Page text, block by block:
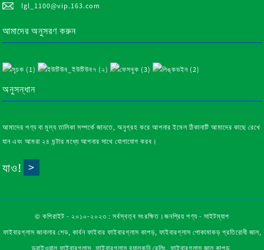
lgl_1100@vip.163.com
আমাদের অনুসরণ করুন
অনুসন্ধান
আমাদের পণ্য বা মূল্য তালিকা সম্পর্কে জানতে, অনুগ্রহ করে আপনার ইমেল ঠিকানাটি আমাদের কাছে রেখে
যান এবং আমরা ২৪ ঘন্টার মধ্যে আপনার সাথে যোগাযোগ করব।
যাও!
© কপিরাইট - ২০১০-২০২৩ : সর্বস্বত্ব সংরক্ষিত। জনপ্রিয় পণ্য - সাইটম্যাপ
ফাইবারগ্লাস জানালার শেড, কার্বন ফাইবার ফাইবারগ্লাস কাপড়, ফাইবারগ্লাস পোকামাকড় প্রতিরোধী জাল,
ড্রাইওয়াল ফাইবারগ্লাস, ফাইবারগ্লাস ব্যালকনি রেলিং, ফাইবারগ্লাস জাল কাপড়,